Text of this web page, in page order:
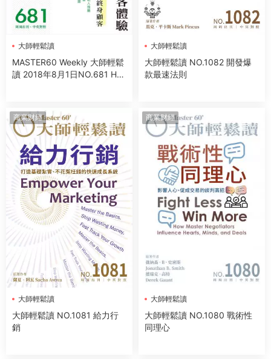
大師輕鬆讀
MASTER60 Weekly 大師輕鬆
讀 2018年8月1日NO.681 H2
大師輕鬆讀
大師輕鬆讀 NO.1082 開發爆
款最速法則
商業财經
大師輕鬆讀
大師輕鬆讀 NO.1081 給力行
銷
商業财經
大師輕鬆讀
大師輕鬆讀 NO.1080 戰術性
同理心